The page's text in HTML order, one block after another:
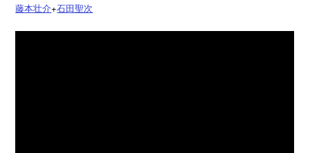
藤本壮介+石田聖次